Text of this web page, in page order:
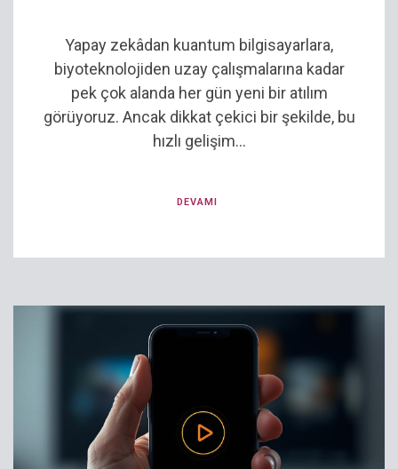
Yapay zekâdan kuantum bilgisayarlara,
biyoteknolojiden uzay çalışmalarına kadar
pek çok alanda her gün yeni bir atılım
görüyoruz. Ancak dikkat çekici bir şekilde, bu
hızlı gelişim...
DEVAMI